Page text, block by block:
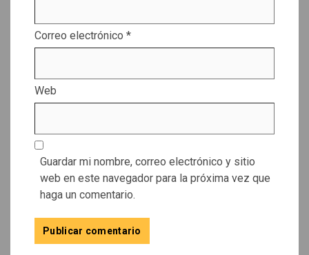
Correo electrónico *
Web
Guardar mi nombre, correo electrónico y sitio
web en este navegador para la próxima vez que
haga un comentario.